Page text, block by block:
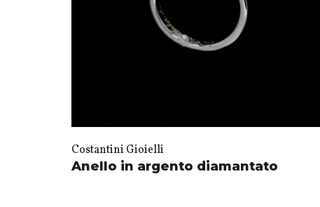
Costantini Gioielli
Anello in argento diamantato